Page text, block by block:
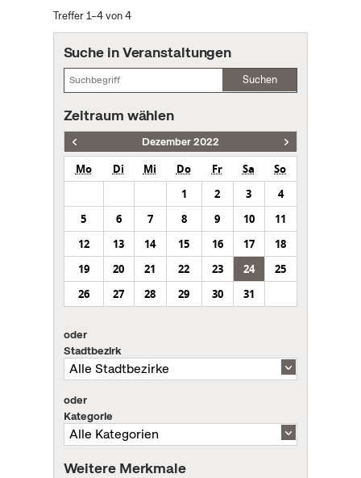
Treffer 1–4 von 4
Suche in Veranstaltungen
Suchen
Zeitraum wählen
Dezember 2022
Mo Di Mi Do Fr Sa
So
1
2 3
4
5
6 7 8 9 10
11
12
13 14 15 16 17
18
19
20 21 22 23 24
25
26
27 28 29 30 31
oder
Stadtbezirk
oder
Kategorie
Weitere Merkmale